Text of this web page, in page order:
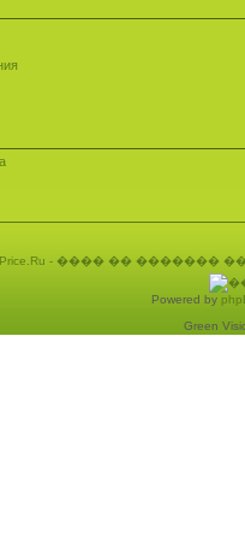
Powered by
Green